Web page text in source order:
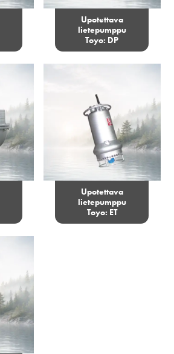
Upotettava
lietepumppu
Toyo: DP
Upotettava
lietepumppu
Toyo: ET